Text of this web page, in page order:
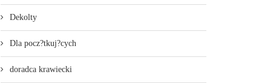
Dekolty
Dla pocz?tkuj?cych
doradca krawiecki